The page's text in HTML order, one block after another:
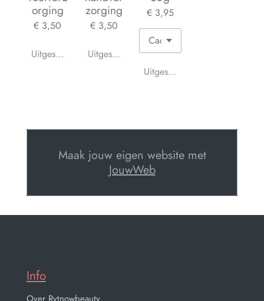
orging
€ 3,50
Uitgeschakeld
zorging
€ 3,50
Uitgeschakeld
€ 3,95
Uitgeschakeld
Maak jouw eigen website met
JouwWeb
Info